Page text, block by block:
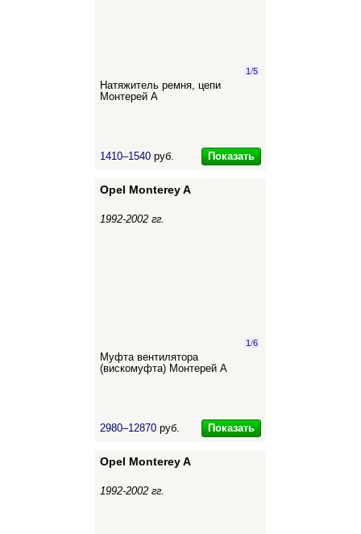
1/5
Натяжитель ремня, цепи
Монтерей А
1410–1540 руб. Показать
Opel Monterey A
1992-2002 гг.
1/6
Муфта вентилятора
(вискомуфта) Монтерей А
2980–12870 руб. Показать
Opel Monterey A
1992-2002 гг.